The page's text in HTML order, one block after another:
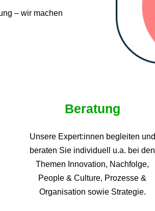
– wir machen
Beratung
Unsere Expert:innen begleiten und
beraten Sie individuell u.a. bei den
Themen Innovation, Nachfolge,
People & Culture, Prozesse &
Organisation sowie Strategie.